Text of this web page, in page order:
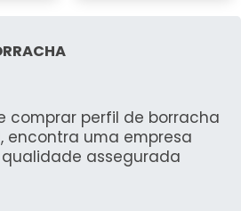
comprar perfil de borracha
encontra uma empresa
assegurada